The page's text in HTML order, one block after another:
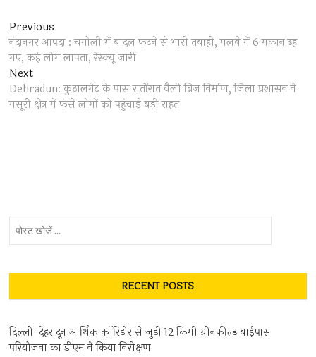
Post
navigation
Previous
post:
नंदानगर आपदा : चमोली में बादल फटने से भारी तबाही, मलबे में 6 मकान ढह
गए, कई लोग लापता, रेस्क्यू जारी
NextNext
post:
Dehradun: कुठालगेट के पास रातोंरात वैली ब्रिज निर्माण, जिला प्रशासन ने
मसूरी क्षेत्र में फंसे लोगों को पहुंचाई बड़ी राहत
RECENT POSTS
दिल्ली-देहरादून आर्थिक कॉरिडोर से जुड़ी 12 किमी ग्रीनफील्ड बाईपास
परियोजना का डीएम ने किया निरीक्षण